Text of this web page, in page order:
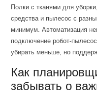
Полки с тканями для
средства и пылесос с
минимум. Автоматизация
подключение робот-
убирать меньше, но
Как
забывать о